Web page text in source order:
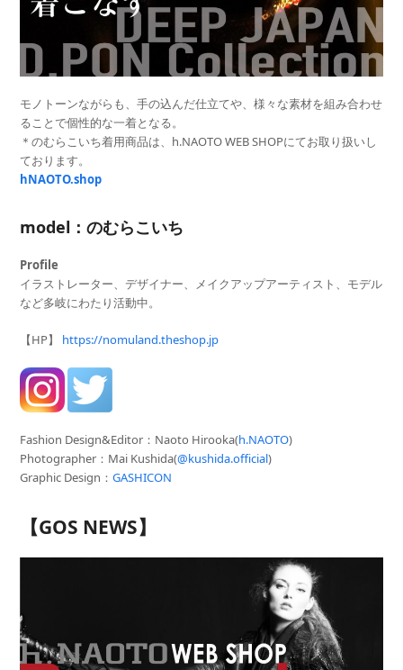
モノトーンながらも、手の込んだ仕立てや、様々な素材を組み合わせ
ることで個性的な一着となる。
＊のむらこいち着用商品は、h.NAOTO WEB SHOPにてお取り扱いし
ております。
hNAOTO.shop
model：のむらこいち
Profile
イラストレーター、デザイナー、メイクアップアーティスト、モデル
など多岐にわたり活動中。
【HP】 https://nomuland.theshop.jp
Fashion Design&Editor：Naoto Hirooka(h.NAOTO)
Photographer ：Mai Kushida(@kushida.official)
Graphic Design：GASHICON
【GOS NEWS】